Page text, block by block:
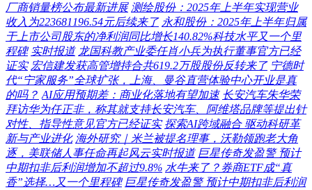
厂商销量榜公布最新进展 测绘股份：2025年上半年实现营业
收入为223681196.54元后续来了 永和股份：2025年上半年归属
于上市公司股东的净利润同比增长140.82%科技水平又一个里
程碑 实时报道 龙国科教产业委任肖小兵为执行董事官方已经
证实 宏信建发获高管增持合共619.2万股股份反转来了 宁德时
代“宁家服务”全球扩张，上海、曼谷直营体验中心开业是真
的吗？ AI应用预期差：商业化落地有望加速 长安汽车朱华荣
拜访华为任正非，称其就支持长安汽车、阿维塔品牌等提出针
对性、指导性意见官方已经证实 探索AI跨域融合 驱动科研革
新与产业进化 海外研究｜米兰被提名理事，沃勒领跑老大角
逐，美联储人事任命再起风云实时报道 巨星传奇发盈警 预计
中期扣非后利润增加不超过9.8% 水牛来了？券商ETF成“真
香”选择…又一个里程碑 巨星传奇发盈警 预计中期扣非后利润